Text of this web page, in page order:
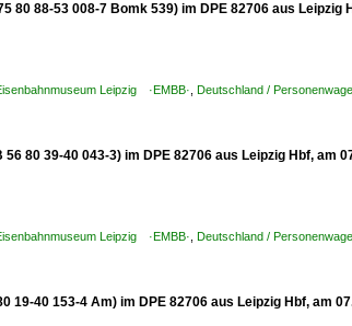
80 88-53 008-7 Bomk 539) im DPE 82706 aus Leipzig
Leipzig ·EMBB· Deutschland /
80 39-40 043-3) im DPE 82706 aus Leipzig Hbf, am
Leipzig ·EMBB· Deutschland /
19-40 153-4 Am) im DPE 82706 aus Leipzig Hbf, am